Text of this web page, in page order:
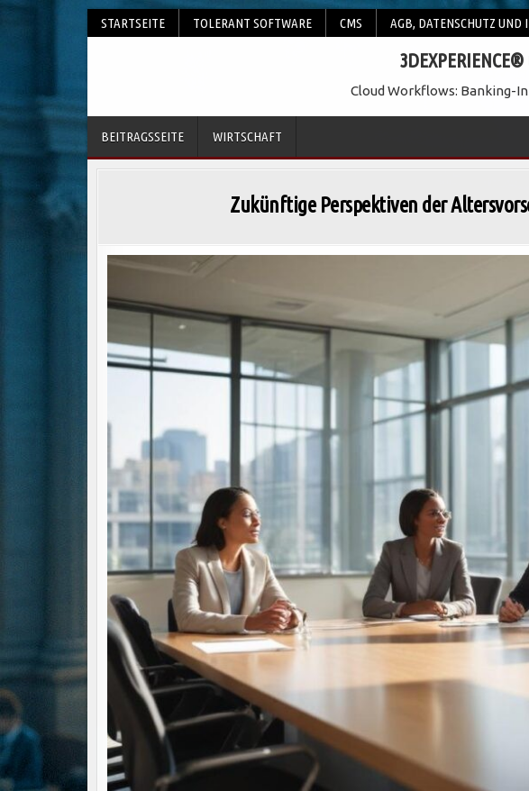
STARTSEITE TOLERANT SOFTWARE CMS AGB, DATENSCHUTZ UND
Cloud Workflows: Banking-
BEITRAGSSEITE WIRTSCHAFT
Zukünftige Perspektiven der